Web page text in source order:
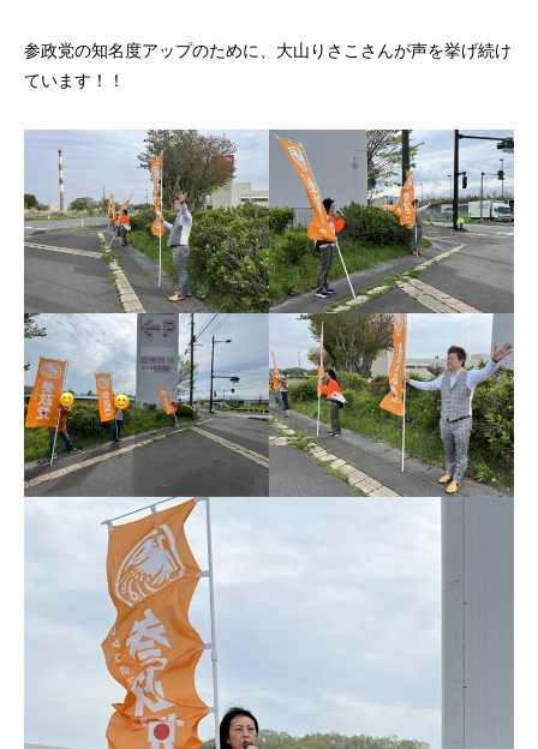
参政党の知名度アップのために、大山りさこさんが声を挙げ続け
ています！！